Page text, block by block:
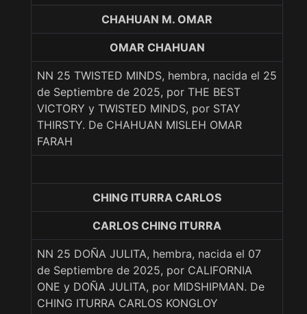
CHAHUAN M. OMAR
OMAR CHAHUAN
NN 25 TWISTED MINDS, hembra, nacida el 25
de Septiembre de 2025, por THE BEST
VICTORY y TWISTED MINDS, por STAY
THIRSTY. De CHAHUAN MISLEH OMAR
FARAH
CHING ITURRA CARLOS
CARLOS CHING ITURRA
NN 25 DOÑA JULITA, hembra, nacida el 07
de Septiembre de 2025, por CALIFORNIA
ONE y DOÑA JULITA, por MIDSHIPMAN. De
CHING ITURRA CARLOS KONGLOY